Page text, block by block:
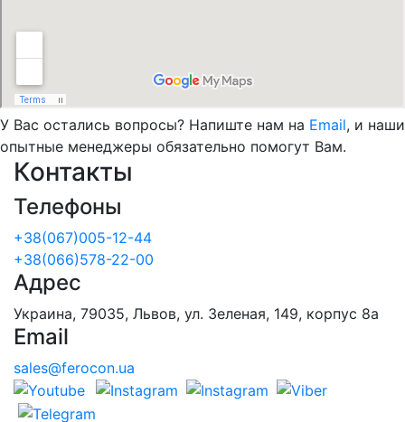
У Вас остались вопросы? Напиште нам на Email, и наши
опытные менеджеры обязательно помогут Вам.
Контакты
Телефоны
+38(067)005-12-44
+38(066)578-22-00
Адрес
Украина, 79035, Львов, ул. Зеленая, 149, корпус 8а
Email
sales@ferocon.ua